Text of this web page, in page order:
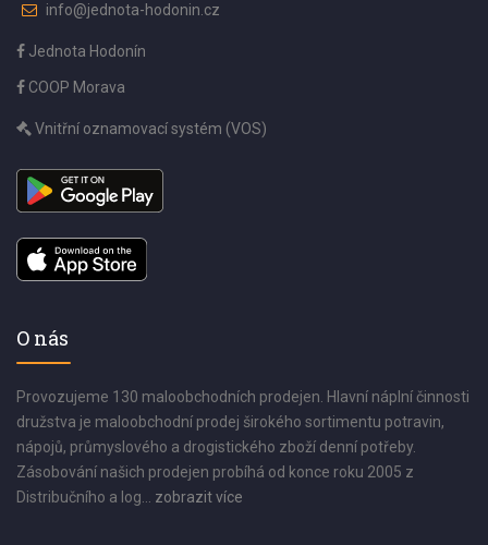
info@jednota-hodonin.cz
Jednota Hodonín
COOP Morava
Vnitřní oznamovací systém (VOS)
O nás
Provozujeme 130 maloobchodních prodejen. Hlavní náplní činnosti
družstva je maloobchodní prodej širokého sortimentu potravin,
nápojů, průmyslového a drogistického zboží denní potřeby.
Zásobování našich prodejen probíhá od konce roku 2005 z
Distribučního a log... zobrazit více